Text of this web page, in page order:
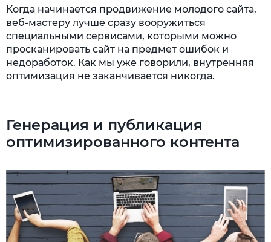
Когда начинается продвижение молодого сайта,
веб-мастеру лучше сразу вооружиться
специальными сервисами, которыми можно
просканировать сайт на предмет ошибок и
недоработок. Как мы уже говорили, внутренняя
оптимизация не заканчивается никогда.
Генерация и публикация
оптимизированного контента